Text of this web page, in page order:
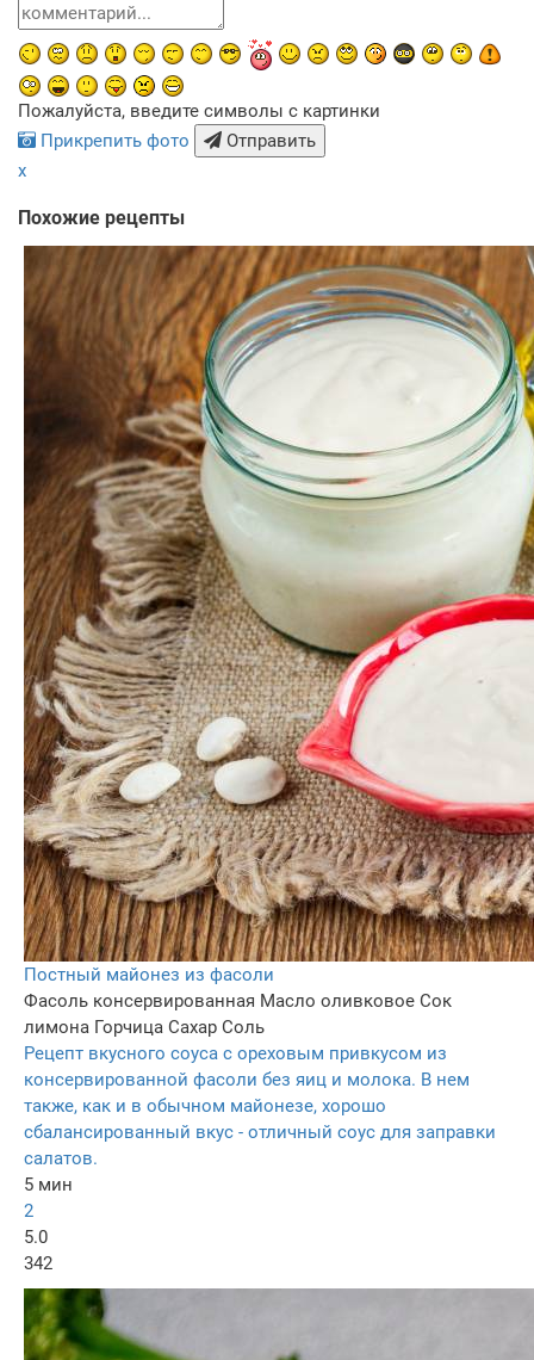
Пожалуйста, введите символы с картинки
Прикрепить фото
Отправить
x
Похожие рецепты
Постный майонез из фасоли
Фасоль консервированная Масло оливковое Сок
лимона Горчица Сахар Соль
Рецепт вкусного соуса с ореховым привкусом из
консервированной фасоли без яиц и молока. В нем
также, как и в обычном майонезе, хорошо
сбалансированный вкус - отличный соус для заправки
салатов.
5 мин
2
5.0
342